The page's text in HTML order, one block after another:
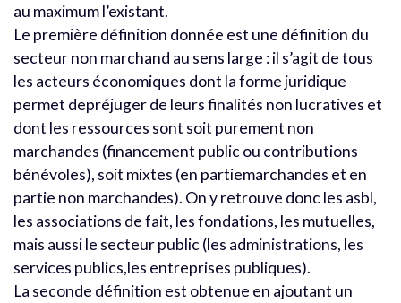
au maximum l’existant.
Le première définition donnée est une définition du
secteur non marchand au sens large : il s’agit de tous
les acteurs économiques dont la forme juridique
permet depréjuger de leurs finalités non lucratives et
dont les ressources sont soit purement non
marchandes (financement public ou contributions
bénévoles), soit mixtes (en partiemarchandes et en
partie non marchandes). On y retrouve donc les asbl,
les associations de fait, les fondations, les mutuelles,
mais aussi le secteur public (les administrations, les
services publics,les entreprises publiques).
La seconde définition est obtenue en ajoutant un